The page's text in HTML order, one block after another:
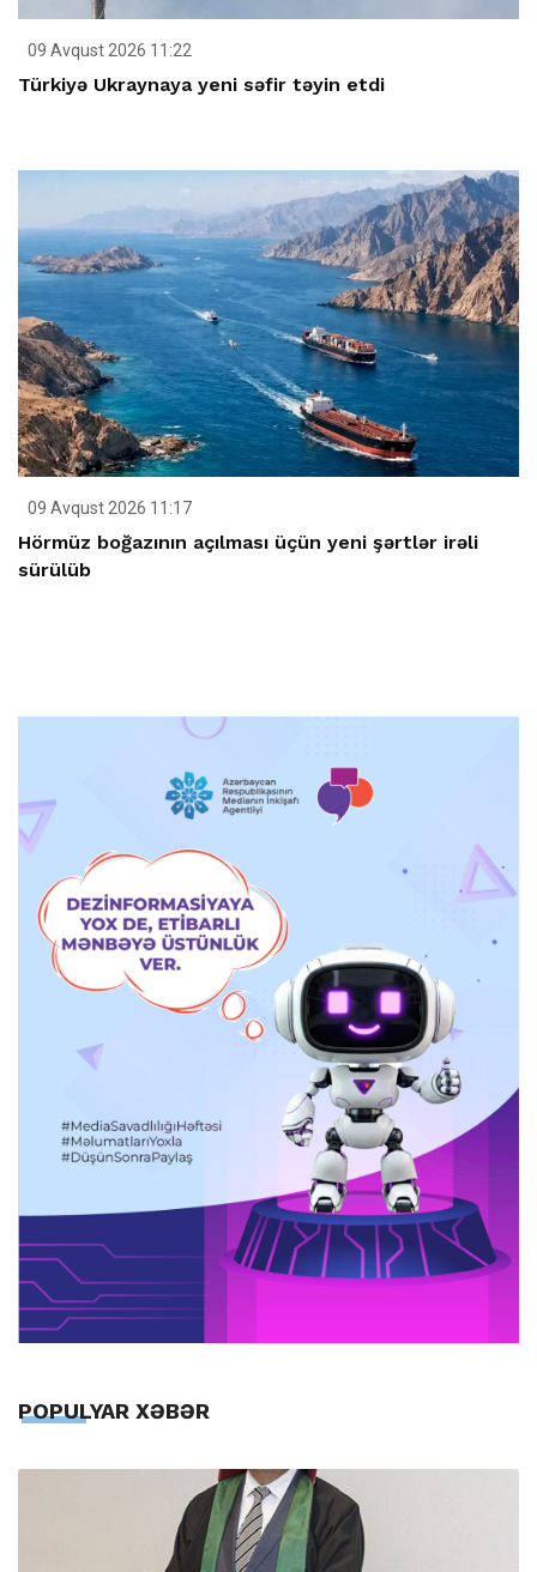
09 Avqust 2026 11:22
Türkiyə Ukraynaya yeni səfir təyin etdi
09 Avqust 2026 11:17
Hörmüz boğazının açılması üçün yeni şərtlər irəli
sürülüb
POPULYAR XƏBƏR